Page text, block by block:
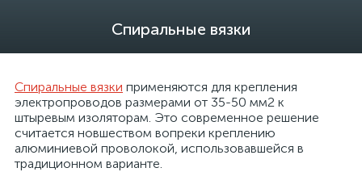
Спиральные вязки
Спиральные вязки применяются для крепления
электропроводов размерами от 35-50 мм2 к
штыревым изоляторам. Это современное решение
считается новшеством вопреки креплению
алюминиевой проволокой, использовавшейся в
традиционном варианте.